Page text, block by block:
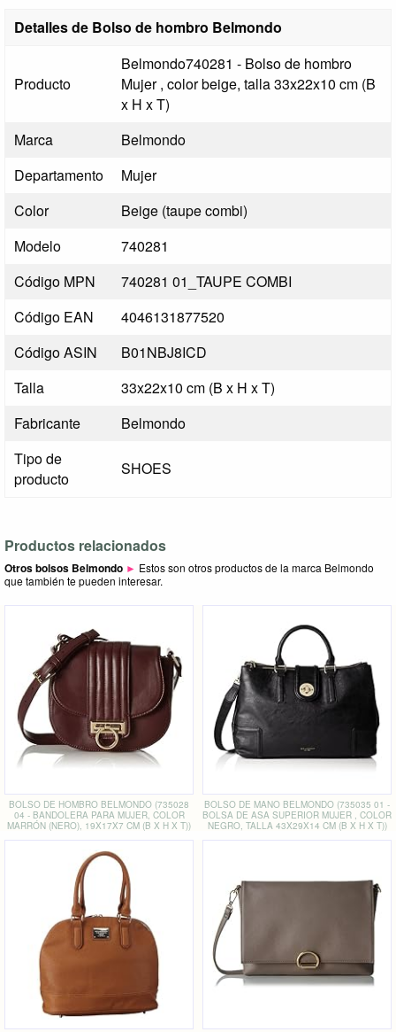
Detalles de Bolso de hombro Belmondo
Producto
Belmondo740281 - Bolso de hombro
Mujer , color beige, talla 33x22x10 cm (B
x H x T)
Marca
Belmondo
Departamento
Mujer
Color
Beige (taupe combi)
Modelo
740281
Código MPN
740281 01_TAUPE COMBI
Código EAN
4046131877520
Código ASIN
B01NBJ8ICD
Talla
33x22x10 cm (B x H x T)
Fabricante
Belmondo
Tipo de
producto
SHOES
Productos relacionados
Otros bolsos Belmondo ► Estos son otros productos de la marca Belmondo
que también te pueden interesar.
BOLSO DE HOMBRO BELMONDO (735028
04 - BANDOLERA PARA MUJER, COLOR
MARRÓN (NERO), 19X17X7 CM (B X H X T))
BOLSO DE MANO BELMONDO (735035 01 -
BOLSA DE ASA SUPERIOR MUJER , COLOR
NEGRO, TALLA 43X29X14 CM (B X H X T))